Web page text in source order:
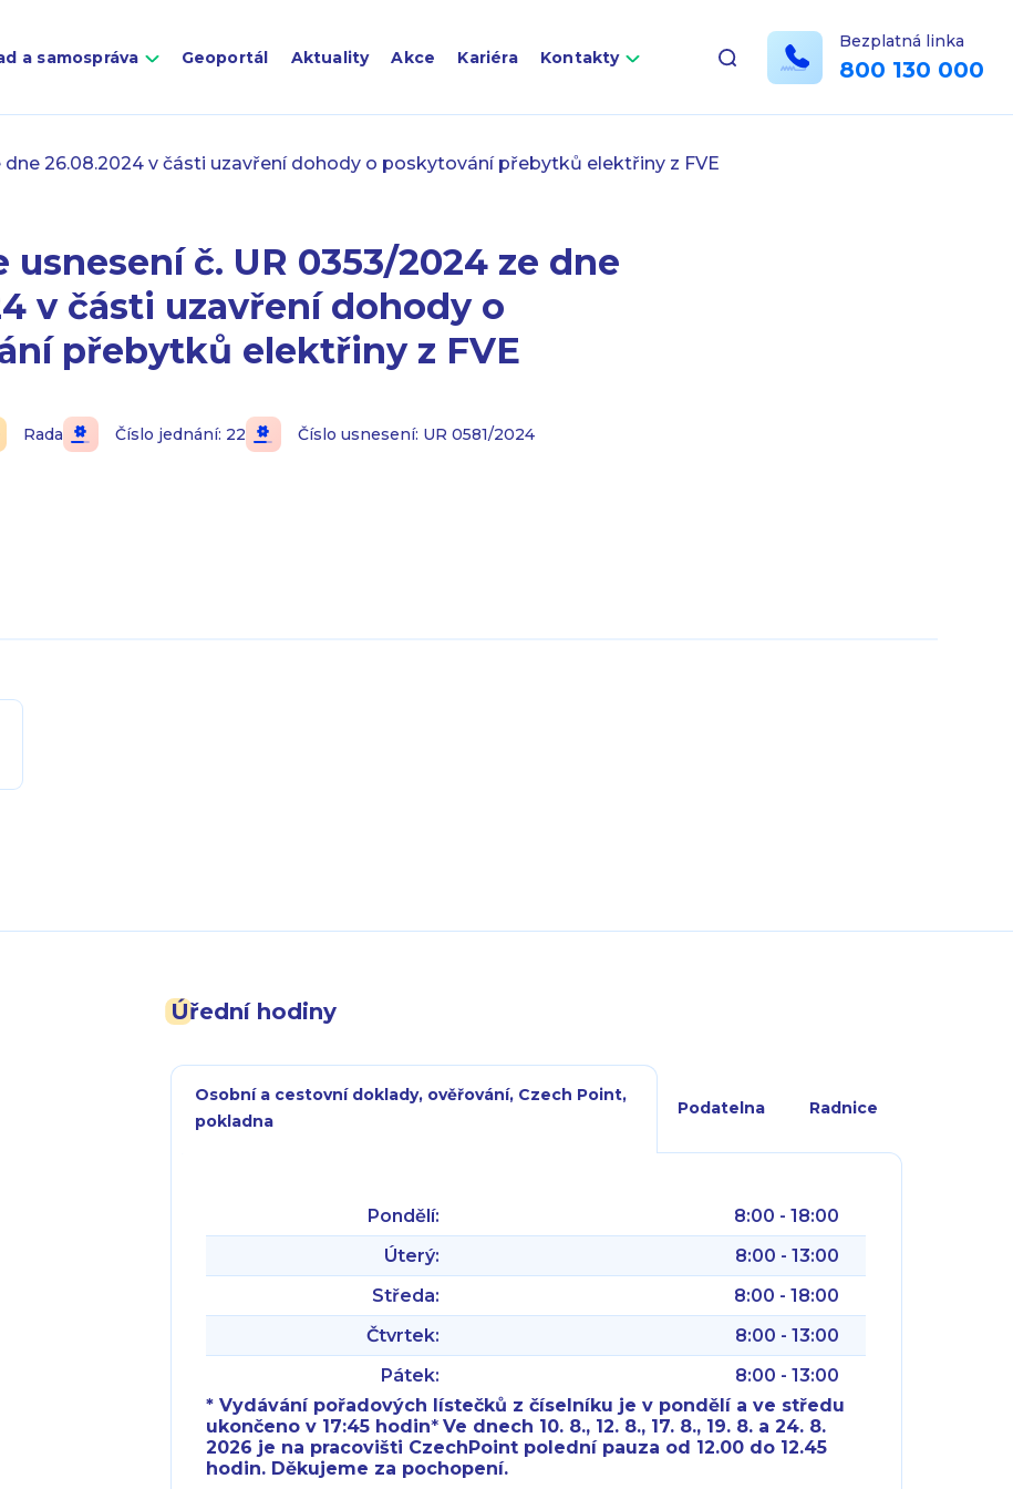
a samospráva Geoportál Aktuality Akce Kariéra Kontakty
Bezplatná linka
800 130 000
dne 26.08.2024 v části uzavření dohody o poskytování přebytků elektřiny z FVE
usnesení č. UR 0353/2024 ze dne
v části uzavření dohody o
přebytků elektřiny z FVE
Rada Číslo jednání: 22 Číslo usnesení: UR 0581/2024
Úřední hodiny
Osobní a cestovní doklady, ověřování, Czech Point,
pokladna
Podatelna Radnice
Pondělí:
8:00 - 18:00
Úterý:
8:00 - 13:00
Středa:
8:00 - 18:00
Čtvrtek:
8:00 - 13:00
Pátek:
8:00 - 13:00
* Vydávání pořadových lístečků z číselníku je v pondělí a ve středu
ukončeno v 17:45 hodin*Ve dnech 10. 8., 12. 8., 17. 8., 19. 8. a 24. 8.
2026 je na pracovišti CzechPoint polední pauza od 12.00 do 12.45
hodin. Děkujeme za pochopení.